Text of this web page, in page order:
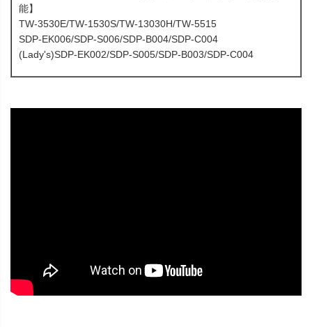
能】
TW-3530E/TW-1530S/TW-13030H/TW-5515
SDP-EK006/SDP-S006/SDP-B004/SDP-C004
(Lady's)SDP-EK002/SDP-S005/SDP-B003/SDP-C004